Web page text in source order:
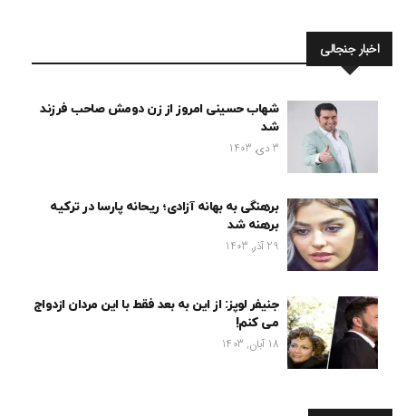
اخبار جنجالی
شهاب حسینی امروز از زن دومش صاحب فرزند
شد
3 دی, 1403
برهنگی به بهانه آزادی؛ ریحانه پارسا در ترکیه
برهنه شد
29 آذر, 1403
جنیفر لوپز: از این به بعد فقط با این مردان ازدواج
می کنم!
18 آبان, 1403